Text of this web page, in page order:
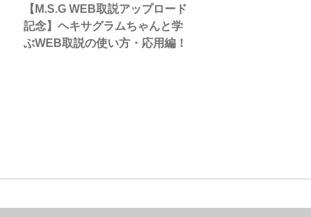
【M.S.G WEB取説アップロード
記念】ヘキサグラムちゃんと学
ぶWEB取説の使い方・応用編！